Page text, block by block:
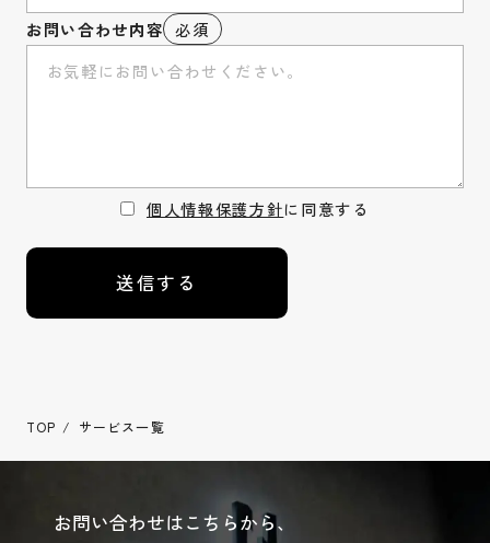
お問い合わせ内容 必須
個人情報保護方針に同意する
TOP サービス一覧
お問い合わせはこちらから、